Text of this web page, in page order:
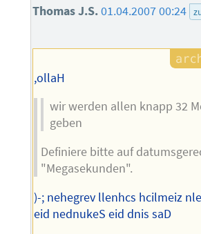
Thomas J.S.01.04.2007 00:24
,ollaH
wir werden allen knapp 32
geben
Definiere bitte auf
"Megasekunden".
)-; nehegrev llenhcs hcilmeiz
eid nednukeS eid dnis saD